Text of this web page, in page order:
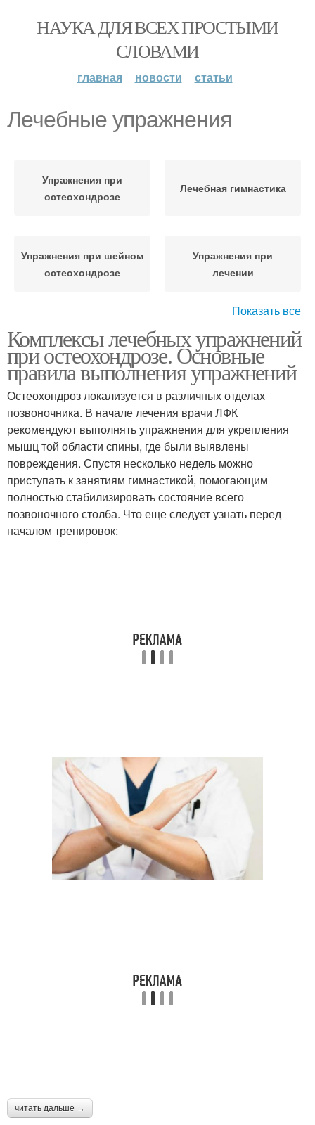
НАУКА ДЛЯ ВСЕХ ПРОСТЫМИ
СЛОВАМИ
главная новости статьи
Лечебные упражнения
Упражнения при
остеохондрозе
Лечебная гимнастика
Упражнения при шейном
остеохондрозе
Упражнения при
лечении
Физические упражнения Главные упражнения
Упражнения для
сосудов
Упражнения для
нормализации
Специальные
упражнения
Упражнения при
атеросклерозе
Показать все
Комплексы лечебных упражнений
при остеохондрозе. Основные
правила выполнения упражнений
Остеохондроз локализуется в различных отделах
позвоночника. В начале лечения врачи ЛФК
рекомендуют выполнять упражнения для укрепления
мышц той области спины, где были выявлены
повреждения. Спустя несколько недель можно
приступать к занятиям гимнастикой, помогающим
полностью стабилизировать состояние всего
позвоночного столба. Что еще следует узнать перед
началом тренировок:
читать дальше →